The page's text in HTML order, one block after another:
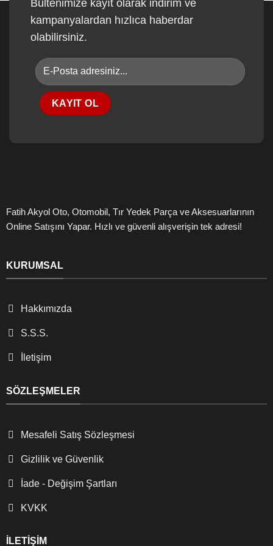
Bültenimize kayıt olarak indirim ve
kampanyalardan hızlıca haberdar
olabilirsiniz.
Fatih Akyol Oto, Otomobil, Tır Yedek Parça ve Aksesuarlarının
Online Satışını Yapar. Hızlı ve güvenli alışverişin tek adresi!
KURUMSAL
Hakkımızda
S.S.S.
İletişim
SÖZLEŞMELER
Mesafeli Satış Sözleşmesi
Gizlilik ve Güvenlik
İade - Değişim Şartları
KVKK
İLETIŞIM